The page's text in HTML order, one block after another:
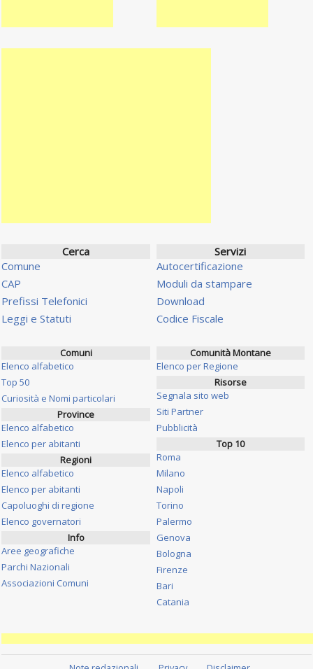
Cerca
Comune
CAP
Prefissi Telefonici
Leggi e Statuti
Servizi
Autocertificazione
Moduli da stampare
Download
Codice Fiscale
Comuni
Elenco alfabetico
Top 50
Curiosità e Nomi particolari
Province
Elenco alfabetico
Elenco per abitanti
Regioni
Elenco alfabetico
Elenco per abitanti
Capoluoghi di regione
Elenco governatori
Info
Aree geografiche
Parchi Nazionali
Associazioni Comuni
Comunità Montane
Elenco per Regione
Risorse
Segnala sito web
Siti Partner
Pubblicità
Top 10
Roma
Milano
Napoli
Torino
Palermo
Genova
Bologna
Firenze
Bari
Catania